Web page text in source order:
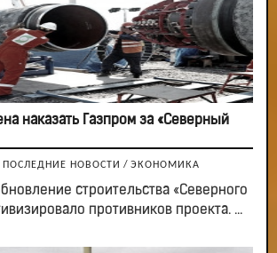
наказать Газпром за «Северный
ПОСЛЕДНИЕ НОВОСТИ / ЭКОНОМИКА
строительства «Северного
противников проекта. ...